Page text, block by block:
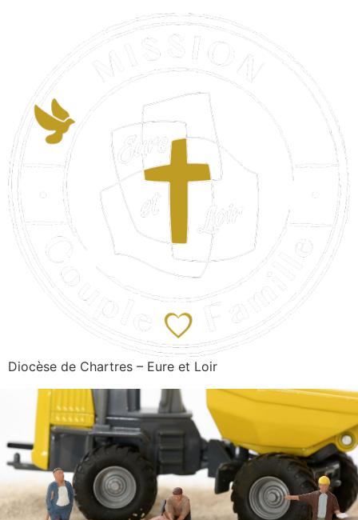
Diocèse de Chartres – Eure et Loir